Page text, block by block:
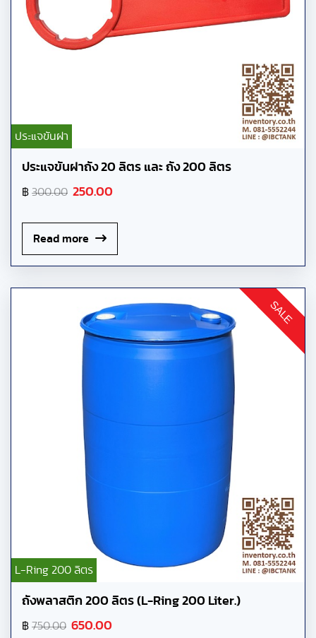
ประแจขันฝา
ประแจขันฝาถัง 20 ลิตร และ ถัง 200 ลิตร
฿ 300.00 250.00
Read more
L-Ring 200 ลิตร
SALE
ถังพลาสติก 200 ลิตร (L-Ring 200 Liter.)
฿ 750.00 650.00